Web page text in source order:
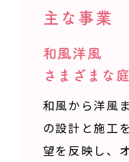
主な事業
和風洋風
さまざまな
和風から洋風
の設計と施工
望を反映し、